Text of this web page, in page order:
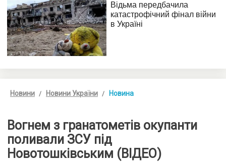
Новини Новини України Новина
Вогнем з гранатометів окупанти
поливали ЗСУ під
Новотошківським (ВІДЕО)